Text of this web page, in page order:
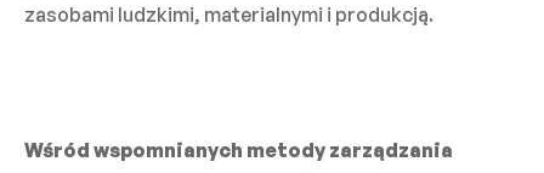
zasobami ludzkimi, materialnymi i produkcją.
Wśród wspomnianych metody zarządzania